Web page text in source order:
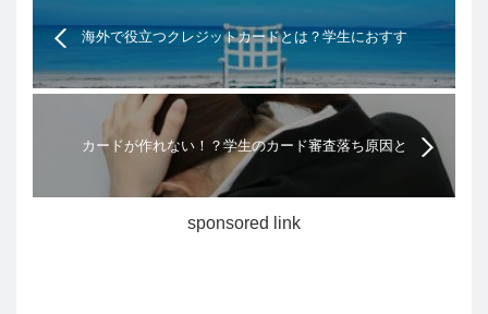
海外で役立つクレジットカードとは？学生におすす
めの海外旅行傷害保険付のクレジットカードまとめ
カードが作れない！？学生のカード審査落ち原因と
対策方法について
sponsored link